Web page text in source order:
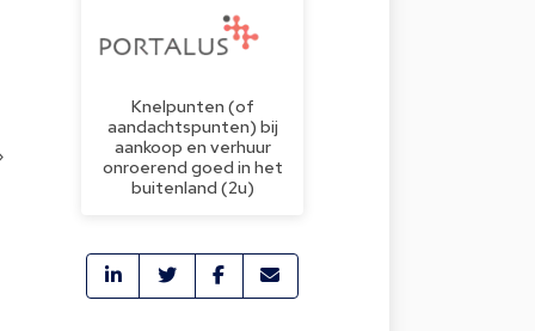
Knelpunten (of
aandachtspunten) bij
aankoop en verhuur
onroerend goed in het
buitenland (2u)